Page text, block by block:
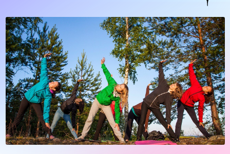
Куда мы путешествуем?
Мы всегда стараемся совмещать приятный отдых с
терапевтическими семинарами. Поэтому география
наших выездных очень обширна: вместе со своими
слушателями мы посетили больше 20-ти стран и
больше 100 городов по всему миру.